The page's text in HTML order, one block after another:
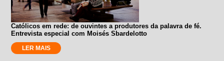
Católicos em rede: de ouvintes a produtores da palavra de fé.
Entrevista especial com Moisés Sbardelotto
LER MAIS